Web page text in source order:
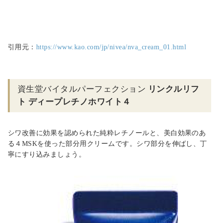
引用元： https://www.kao.com/jp/nivea/nva_cream_01.html
資生堂バイタルパーフェクション リンクルリフ
ト ディープレチノホワイト４
シワ改善に効果を認められた純粋レチノールと、美白効果のあ
る４MSKを使った部分用クリームです。シワ部分を伸ばし、丁
寧にすり込みましょう。